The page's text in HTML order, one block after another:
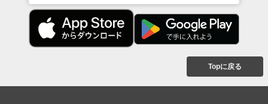
Topに戻る